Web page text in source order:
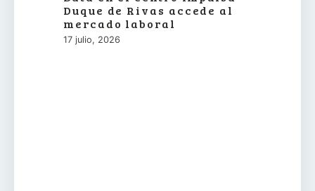
Duque de Rivas accede al
mercado laboral
17 julio, 2026